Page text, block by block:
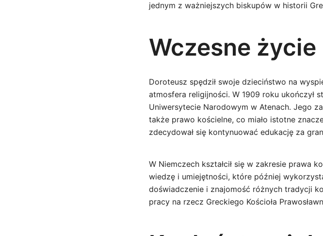
jednym z ważniejszych biskupów w historii
Wczesne
Doroteusz spędził swoje dzieciństwo na
atmosfera religijności. W 1909 roku ukończył
Uniwersytecie Narodowym w Atenach. Jego
także prawo kościelne, co miało istotne
zdecydował się kontynuować edukację za
W Niemczech kształcił się w zakresie prawa
wiedzę i umiejętności, które później
doświadczenie i znajomość różnych tradycji
pracy na rzecz Greckiego Kościoła